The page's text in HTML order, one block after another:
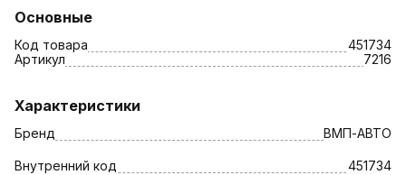
Основные
Код товара
451734
Артикул
7216
Характеристики
Бренд ВМП-АВТО
Внутренний код 451734